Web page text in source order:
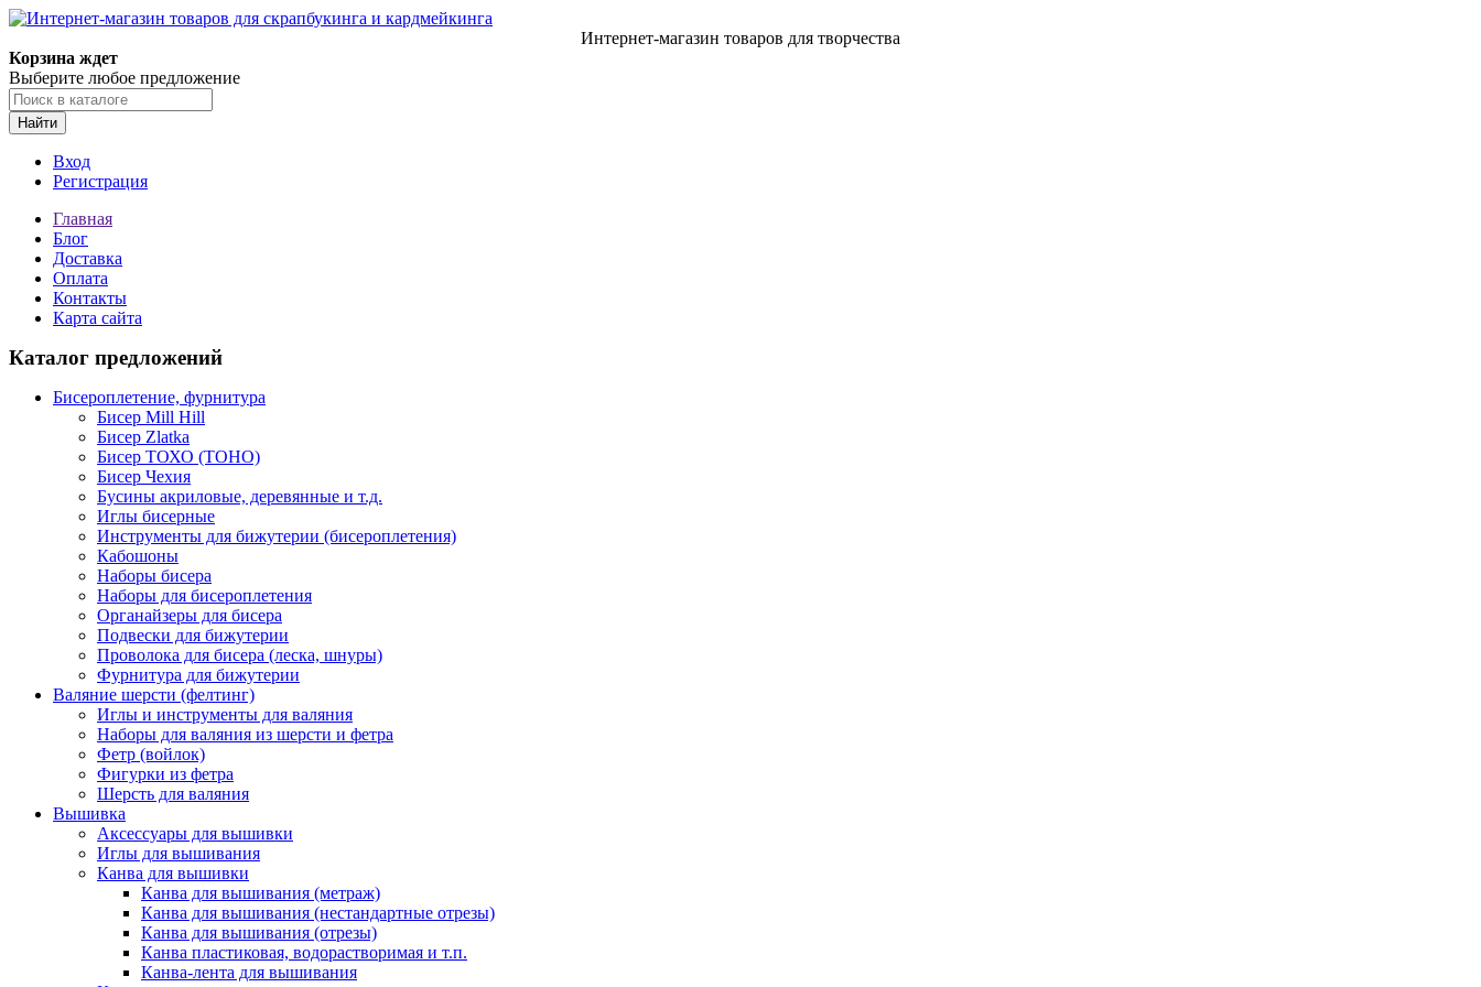
Интернет-магазин товаров для творчества
Корзина ждет
Выберите любое предложение
Найти
Вход
Регистрация
Главная
Блог
Доставка
Оплата
Контакты
Карта сайта
Каталог предложений
Бисероплетение, фурнитура
Бисер Mill Hill
Бисер Zlatka
Бисер ТОХО (TOHO)
Бисер Чехия
Бусины акриловые, деревянные и т.д.
Иглы бисерные
Инструменты для бижутерии (бисероплетения)
Кабошоны
Наборы бисера
Наборы для бисероплетения
Органайзеры для бисера
Подвески для бижутерии
Проволока для бисера (леска, шнуры)
Фурнитура для бижутерии
Валяние шерсти (фелтинг)
Иглы и инструменты для валяния
Наборы для валяния из шерсти и фетра
Фетр (войлок)
Фигурки из фетра
Шерсть для валяния
Вышивка
Аксессуары для вышивки
Иглы для вышивания
Канва для вышивки
Канва для вышивания (метраж)
Канва для вышивания (нестандартные отрезы)
Канва для вышивания (отрезы)
Канва пластиковая, водорастворимая и т.п.
Канва-лента для вышивания